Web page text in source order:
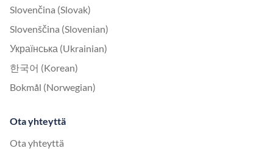
Slovenčina (Slovak)
Slovenščina (Slovenian)
Українська (Ukrainian)
한국어 (Korean)
Bokmål (Norwegian)
Ota yhteyttä
Ota yhteyttä